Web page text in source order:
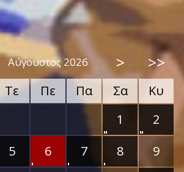
Αύγουστος 2026 > >>
Τε Πε Πα Σα
Κυ
1
2
5 6 7 8
9